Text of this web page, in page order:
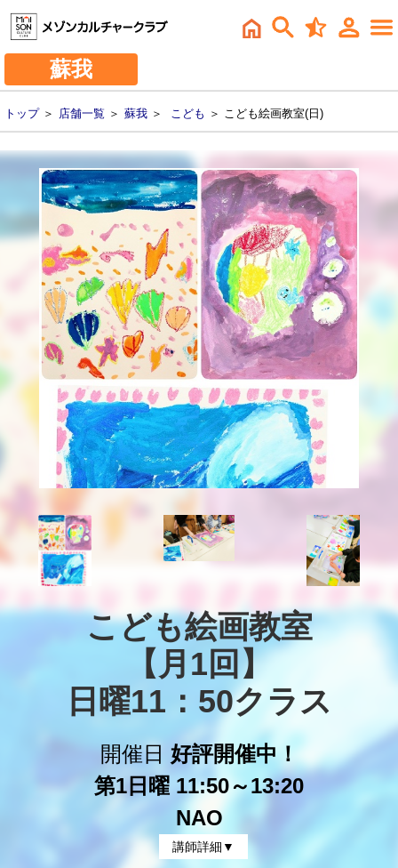
蘇我
トップ＞ 店舗一覧 ＞ 蘇我 ＞ こども ＞ こども絵画教室(日)
こども絵画教室
【月1回】
日曜11：50クラス
開催日 好評開催中！
第1日曜 11:50～13:20
NAO
講師詳細▼